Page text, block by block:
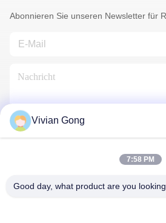
Abonnieren Sie unseren Newsletter für
Vivian Gong
7:58 PM
Good day, what product are you